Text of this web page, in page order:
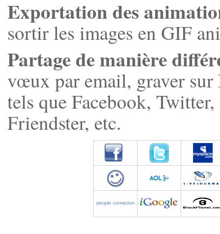
Exportation des
sortir les images en GIF
Partage de manière
vœux par email, graver
tels que Facebook,
Friendster, etc.